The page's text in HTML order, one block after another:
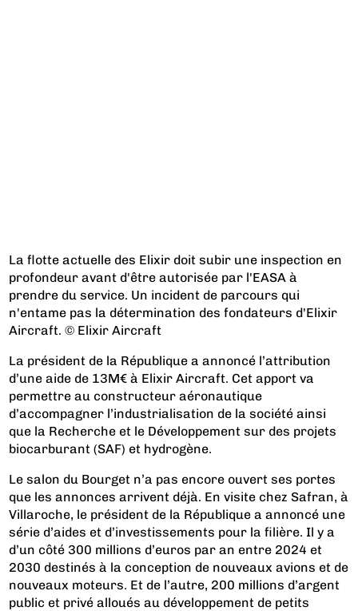
La flotte actuelle des Elixir doit subir une inspection en
profondeur avant d'être autorisée par l'EASA à
prendre du service. Un incident de parcours qui
n'entame pas la détermination des fondateurs d'Elixir
Aircraft. © Elixir Aircraft
La président de la République a annoncé l’attribution
d’une aide de 13M€ à Elixir Aircraft. Cet apport va
permettre au constructeur aéronautique
d’accompagner l’industrialisation de la société ainsi
que la Recherche et le Développement sur des projets
biocarburant (SAF) et hydrogène.
Le salon du Bourget n’a pas encore ouvert ses portes
que les annonces arrivent déjà. En visite chez Safran, à
Villaroche, le président de la République a annoncé une
série d’aides et d’investissements pour la filière. Il y a
d’un côté 300 millions d’euros par an entre 2024 et
2030 destinés à la conception de nouveaux avions et de
nouveaux moteurs. Et de l’autre, 200 millions d’argent
public et privé alloués au développement de petits